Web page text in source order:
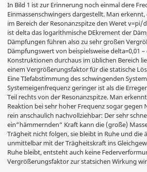
In Bild 1 ist zur Erinnerung noch einmal dere
Einmassenschwingers dargestellt. Man
im Bereich der Resonanzspitze den Weret v=pi/
ist delta das logarithmische DEkrement der
Dämpfungen führen also zu sehr großen
Dämpfungswert von beispielsweise delta=0,01
Konstruktionen durchaus im üblichen Bereich
einem Vergrößerungsfaktor für die statische
Eine TIefabstimmung des schwingenden
Systemeigenfrequenz geringer ist als die
Teil rechts von der Resonanzspitze. Man
Reaktion bei sehr hoher Frequenz sogar gegen
rein anschaulich nachvollziehbar: Der sehr
ein“hämmernden“ Kraft kann die (große)
Trägheit nicht folgen, sie bleibt in Ruhe und die
unmittelbar mit der Trägheitskraft ins
Ruhe bleibt, entsteht auch keine
Vergrößerungsfaktor zur statsichen Wirkung